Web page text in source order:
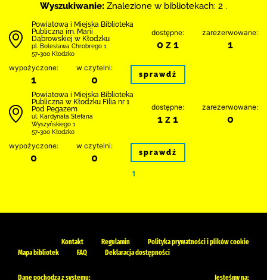
Wyszukiwanie: Znalezione w bibliotekach: 2 .
Powiatowa i Miejska Biblioteka
Publiczna im. Marii
Dąbrowskiej w Kłodzku
pl. Bolesława Chrobrego 1
57-300 Kłodzko
dostępne:
0 z 1
zarezerwowane:
1
wypożyczone:
1
w czytelni:
0 sprawdź
Powiatowa i Miejska Biblioteka
Publiczna w Kłodzku Filia nr 1
Pod Pegazem
ul. Kardynała Stefana
Wyszyńskiego 1
57-300 Kłodzko
dostępne:
1 z 1
zarezerwowane:
0
wypożyczone:
0
w czytelni:
0 sprawdź
1
Kontakt Regulamin
Polityka prywatności i plików cookie
Mapa bibliotek
FAQ Deklaracja dostępności
Dane pochodzą z systemu: Jesteśmy na: